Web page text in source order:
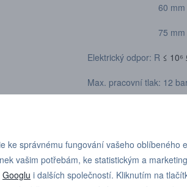
60 mm
75 mm (
Elektrický odpor: R ≤
Max. pracovní tlak: 12
ke správnému fungování vašeho oblíbeného
vašim potřebám, ke statistickým a
Googlu i dalších společností. Kliknutím na